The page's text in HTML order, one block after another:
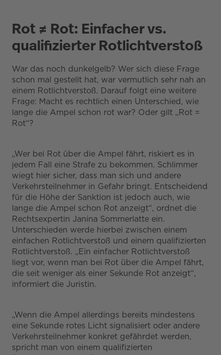
Rot ≠ Rot: Einfacher vs.
qualifizierter Rotlichtverstoß
War das noch dunkelgelb? Wer sich diese Frage
schon mal gestellt hat, war vermutlich sehr nah an
einem Rotlichtverstoß. Darauf folgt eine weitere
Frage: Macht es rechtlich einen Unterschied, wie
lange die Ampel schon rot war? Oder gilt „Rot =
Rot“?
„Wer bei Rot über die Ampel fährt, riskiert es in
jedem Fall eine Strafe zu bekommen. Schlimmer
wiegt hier sicher, dass man sich und andere
Verkehrsteilnehmer in Gefahr bringt. Entscheidend
für die Höhe der Sanktion ist jedoch auch, wie
lange die Ampel schon Rot anzeigt“, ordnet die
Rechtsexpertin Janina Sommerlatte ein.
Unterschieden werde hierbei zwischen einem
einfachen Rotlichtverstoß und einem qualifizierten
Rotlichtverstoß. „Ein einfacher Rotlichtverstoß
liegt vor, wenn man bei Rot über die Ampel fährt,
die seit weniger als einer Sekunde Rot anzeigt“,
informiert die Juristin.
„Wenn die Ampel allerdings bereits mindestens
eine Sekunde rotes Licht signalisiert oder andere
Verkehrsteilnehmer konkret gefährdet werden,
spricht man von einem qualifizierten